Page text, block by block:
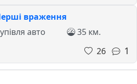
враження
авто
35 км.
26
1